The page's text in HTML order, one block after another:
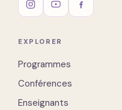
EXPLORER
Programmes
Conférences
Enseignants